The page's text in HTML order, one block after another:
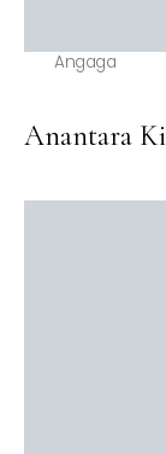
Angaga
Anantara